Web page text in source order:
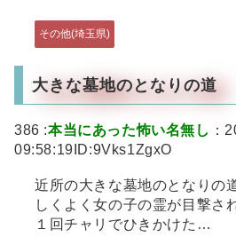
その他(埼玉県)
大きな墓地のとなりの道
386 :本当にあった怖い名無し ：
09:58:19ID:9Vks1ZgxO
近所の大きな墓地のとなりの
しくよく女の子の霊が目撃さ
１回チャリでひきかけた…